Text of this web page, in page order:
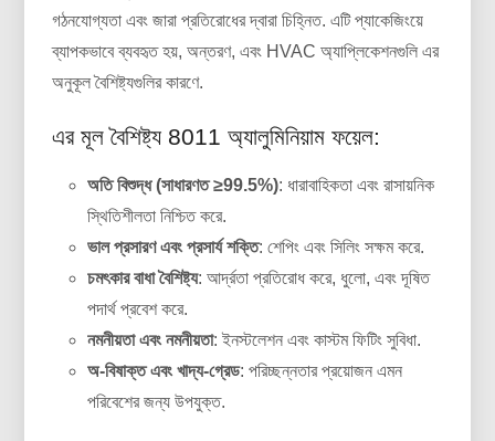
গঠনযোগ্যতা এবং জারা প্রতিরোধের দ্বারা চিহ্নিত. এটি প্যাকেজিংয়ে
ব্যাপকভাবে ব্যবহৃত হয়, অন্তরণ, এবং HVAC অ্যাপ্লিকেশনগুলি এর
অনুকূল বৈশিষ্ট্যগুলির কারণে.
এর মূল বৈশিষ্ট্য 8011 অ্যালুমিনিয়াম ফয়েল:
অতি বিশুদ্ধ (সাধারণত ≥99.5%): ধারাবাহিকতা এবং রাসায়নিক
স্থিতিশীলতা নিশ্চিত করে.
ভাল প্রসারণ এবং প্রসার্য শক্তি: শেপিং এবং সিলিং সক্ষম করে.
চমৎকার বাধা বৈশিষ্ট্য: আর্দ্রতা প্রতিরোধ করে, ধুলো, এবং দূষিত
পদার্থ প্রবেশ করে.
নমনীয়তা এবং নমনীয়তা: ইনস্টলেশন এবং কাস্টম ফিটিং সুবিধা.
অ-বিষাক্ত এবং খাদ্য-গ্রেড: পরিচ্ছন্নতার প্রয়োজন এমন
পরিবেশের জন্য উপযুক্ত.